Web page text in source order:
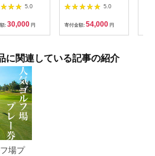
[AFAD007]
5.0
: 30,000 円
円分（寄付金額の3割
相当額分） ／ ゴルフ
プレー 都心から1時間
利用券 ゴルフ場 チケ
ット 茨城 ゴルフ 予約
立地 ゴルフラウンド
アウトドア スポーツ
5.0
寄付金額: 54,000 円
に関連している記事の紹介
場プ